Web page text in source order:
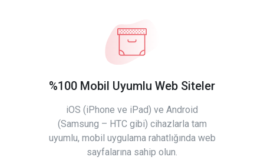
%100 Mobil Uyumlu Web Siteler
iOS (iPhone ve iPad) ve Android
(Samsung – HTC gibi) cihazlarla tam
uyumlu, mobil uygulama rahatlığında web
sayfalarına sahip olun.